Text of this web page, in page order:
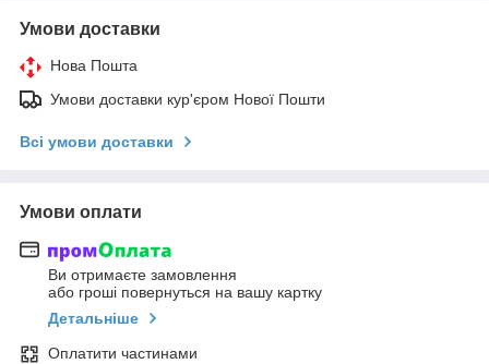
Умови доставки
Нова Пошта
Умови доставки кур'єром Нової Пошти
Всі умови доставки
Умови оплати
Ви отримаєте замовлення
або гроші повернуться на вашу картку
Детальніше
Оплатити частинами